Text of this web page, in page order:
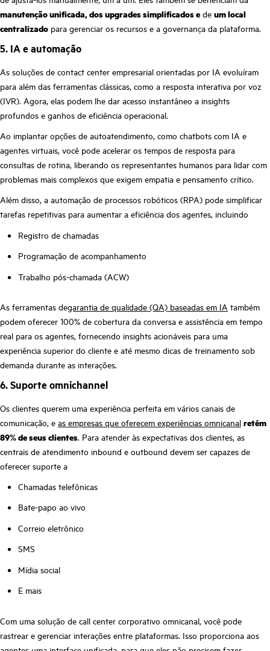
manutenção unificada, dos upgrades simplificados ede um local
centralizado para gerenciar os recursos e a governança da plataforma.
5. IA e automação
As soluções de contact center empresarial orientadas por IA evoluíram
para além das ferramentas clássicas, como a resposta interativa por voz
(IVR). Agora, elas podem lhe dar acesso instantâneo a insights
profundos e ganhos de eficiência operacional.
Ao implantar opções de autoatendimento, como chatbots com IA e
agentes virtuais, você pode acelerar os tempos de resposta para
consultas de rotina, liberando os representantes humanos para lidar com
problemas mais complexos que exigem empatia e pensamento crítico.
Além disso, a automação de processos robóticos (RPA) pode simplificar
tarefas repetitivas para aumentar a eficiência dos agentes, incluindo
Registro de chamadas
Programação de acompanhamento
Trabalho pós-chamada (ACW)
As ferramentas degarantia de qualidade (QA) baseadas em IA também
podem oferecer 100% de cobertura da conversa e assistência em tempo
real para os agentes, fornecendo insights acionáveis para uma
experiência superior do cliente e até mesmo dicas de treinamento sob
demanda durante as interações.
6. Suporte omnichannel
Os clientes querem uma experiência perfeita em vários canais de
comunicação, e as empresas que oferecem experiências omnicanal retêm
89% de seus clientes. Para atender às expectativas dos clientes, as
centrais de atendimento inbound e outbound devem ser capazes de
oferecer suporte a
Chamadas telefônicas
Bate-papo ao vivo
Correio eletrônico
SMS
Mídia social
E mais
Com uma solução de call center corporativo omnicanal, você pode
rastrear e gerenciar interações entre plataformas. Isso proporciona aos